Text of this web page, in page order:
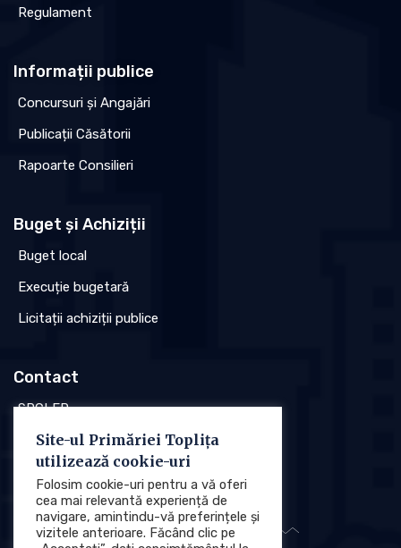
Regulament
Informații publice
Concursuri și Angajări
Publicații Căsătorii
Rapoarte Consilieri
Buget și Achiziții
Buget local
Execuție bugetară
Licitații achiziții publice
Contact
SPCLEP
Stare civilă
Poliția locală
Site-ul Primăriei Toplița
utilizează cookie-uri
Folosim cookie-uri pentru a vă oferi
cea mai relevantă experiență de
navigare, amintindu-vă preferințele și
vizitele anterioare. Făcând clic pe